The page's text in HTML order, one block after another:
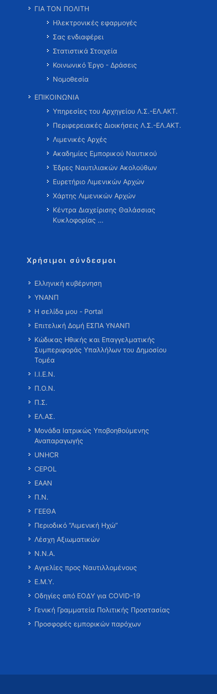
ΓΙΑ ΤΟΝ ΠΟΛΙΤΗ
Ηλεκτρονικές εφαρμογές
Σας ενδιαφέρει
Στατιστικά Στοιχεία
Κοινωνικό Έργο - Δράσεις
Νομοθεσία
ΕΠΙΚΟΙΝΩΝΙΑ
Υπηρεσίες του Αρχηγείου Λ.Σ.-ΕΛ.ΑΚΤ.
Περιφερειακές Διοικήσεις Λ.Σ.-ΕΛ.ΑΚΤ.
Λιμενικές Αρχές
Ακαδημίες Εμπορικού Ναυτικού
Έδρες Ναυτιλιακών Ακολούθων
Ευρετήριο Λιμενικών Αρχών
Χάρτης Λιμενικών Αρχών
Κέντρα Διαχείρισης Θαλάσσιας
Κυκλοφορίας …
Χρήσιμοι σύνδεσμοι
Ελληνική κυβέρνηση
ΥΝΑΝΠ
Η σελίδα μου - Portal
Επιτελική Δομή ΕΣΠΑ ΥΝΑΝΠ
Κώδικας Ηθικής και Επαγγελματικής
Συμπεριφοράς Υπαλλήλων του Δημοσίου
Τομέα
Ι.Ι.Ε.Ν.
Π.Ο.Ν.
Π.Σ.
ΕΛ.ΑΣ.
Μονάδα Ιατρικώς Υποβοηθούμενης
Αναπαραγωγής
UNHCR
CEPOL
ΕΑΑΝ
Π.Ν.
ΓΕΕΘΑ
Περιοδικό “Λιμενική Ηχώ”
Λέσχη Αξιωματικών
Ν.Ν.Α.
Αγγελίες προς Ναυτιλλομένους
Ε.Μ.Υ.
Οδηγίες από ΕΟΔΥ για COVID-19
Γενική Γραμματεία Πολιτικής Προστασίας
Προσφορές εμπορικών παρόχων